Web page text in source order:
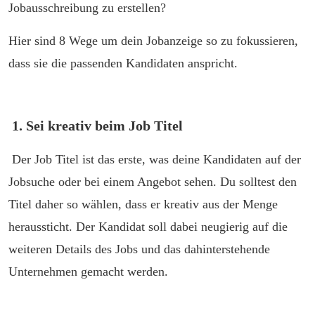
Jobausschreibung zu erstellen?
Hier sind 8 Wege um dein Jobanzeige so zu fokussieren,
dass sie die passenden Kandidaten anspricht.
1. Sei kreativ beim Job Titel
Der Job Titel ist das erste, was deine Kandidaten auf der
Jobsuche oder bei einem Angebot sehen. Du solltest den
Titel daher so wählen, dass er kreativ aus der Menge
heraussticht. Der Kandidat soll dabei neugierig auf die
weiteren Details des Jobs und das dahinterstehende
Unternehmen gemacht werden.